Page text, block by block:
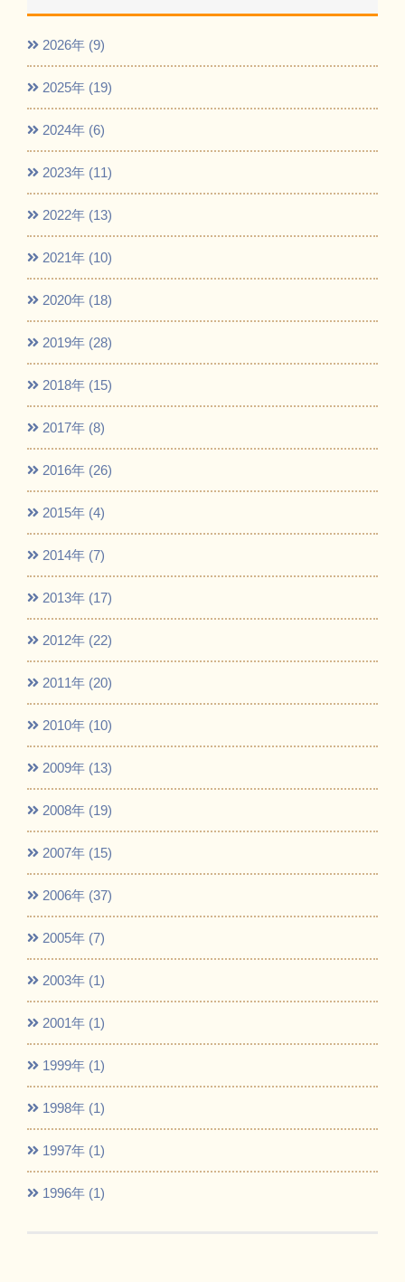
2026年 (9)
2025年 (19)
2024年 (6)
2023年 (11)
2022年 (13)
2021年 (10)
2020年 (18)
2019年 (28)
2018年 (15)
2017年 (8)
2016年 (26)
2015年 (4)
2014年 (7)
2013年 (17)
2012年 (22)
2011年 (20)
2010年 (10)
2009年 (13)
2008年 (19)
2007年 (15)
2006年 (37)
2005年 (7)
2003年 (1)
2001年 (1)
1999年 (1)
1998年 (1)
1997年 (1)
1996年 (1)